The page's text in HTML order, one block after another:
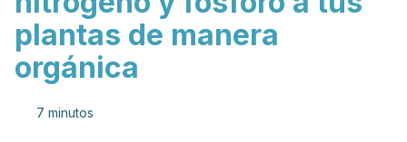
plantas de manera
orgánica
7 minutos